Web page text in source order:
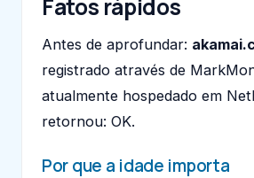
Fatos rápidos
Antes de aprofundar:
registrado através de
atualmente hospedado em
retornou: OK.
Por que a idade importa